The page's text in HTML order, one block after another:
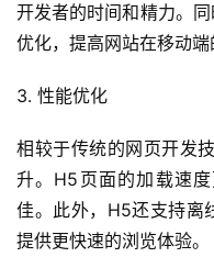
开发者的时间和精力。
优化，提高网站在移动端
3. 性能优化
相较于传统的网页开发
升。H5页面的加载速
佳。此外，H5还支持离
提供更快速的浏览体验。